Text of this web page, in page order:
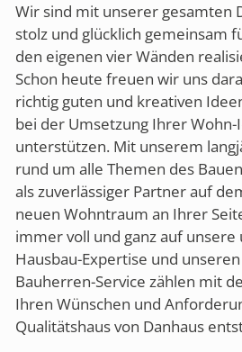
Wir sind mit unserer gesamten
stolz und glücklich gemeinsam
den eigenen vier Wänden
Schon heute freuen wir uns
richtig guten und kreativen
bei der Umsetzung Ihrer Wohn-
unterstützen. Mit unserem
rund um alle Themen des
als zuverlässiger Partner auf
neuen Wohntraum an Ihrer
immer voll und ganz auf
Hausbau-Expertise und
Bauherren-Service zählen mit
Ihren Wünschen und
Qualitätshaus von Danhaus